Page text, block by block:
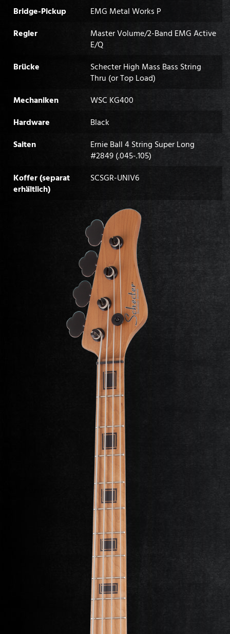
Bridge-Pickup
EMG Metal Works P
Regler
Master Volume/2-Band EMG Active
E/Q
Brücke
Schecter High Mass Bass String
Thru (or Top Load)
Mechaniken
WSC KG400
Hardware
Black
Saiten
Ernie Ball 4 String Super Long
#2849 (.045-.105)
Koffer (separat
erhältlich)
SCSGR-UNIV6